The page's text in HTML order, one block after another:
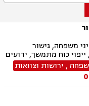
משפחה, גישור
כוח מתמשך, ידועים
ממון, מזונות, משמורת,
אזרחיים, ידועים
תיאום הורי, זמני
ובוררויות, גישור עסקי,
מניות, דיני צרכנות
, ירושות וצוואות